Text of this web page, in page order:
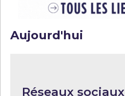
Aujourd'hui
Réseaux sociaux